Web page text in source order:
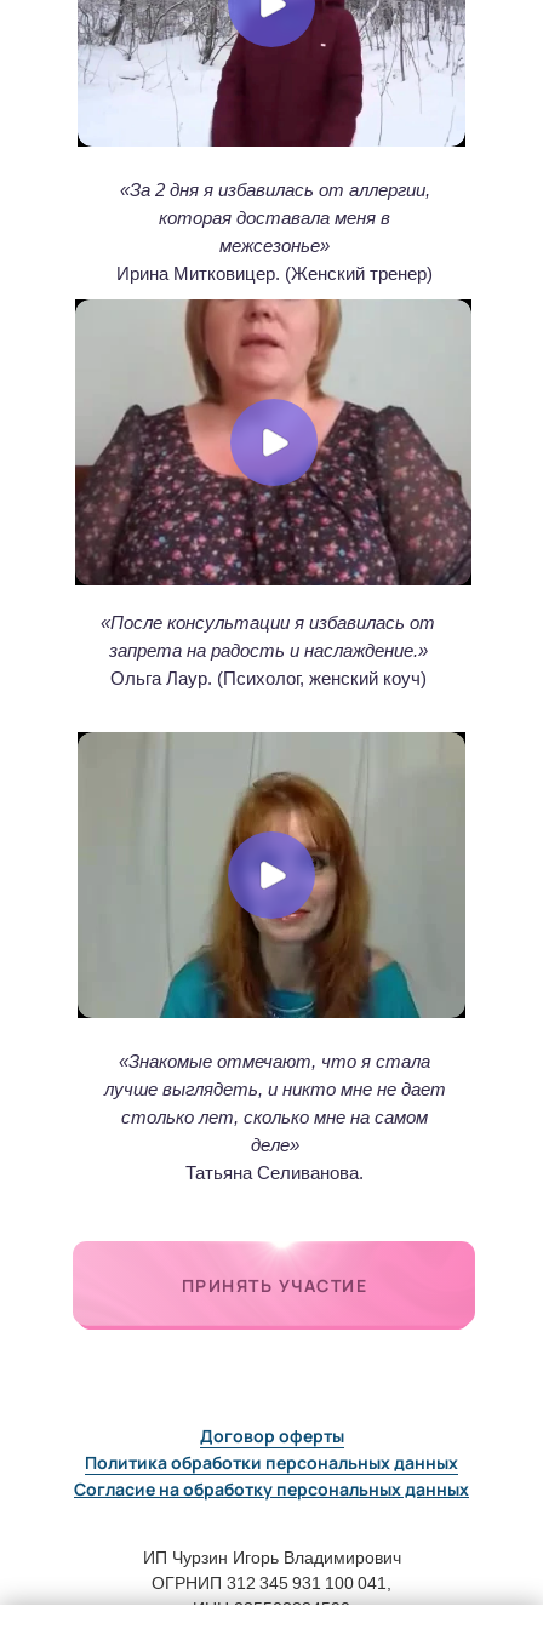
ПРИНЯТЬ УЧАСТИЕ
«После консультации я избавилась от
запрета на радость и наслаждение.»
Ольга Лаур. (Психолог, женский коуч)
«Знакомые отмечают, что я стала
лучше выглядеть, и никто мне не дает
столько лет, сколько мне на самом
деле»
Татьяна Селиванова.
«За 2 дня я избавилась от аллергии,
которая доставала меня в
межсезонье»
Ирина Митковицер. (Женский тренер)
ИП Чурзин Игорь Владимирович
ОГРНИП 312 345 931 100 041,
ИНН 235503884590
Согласие на обработку персональных данных
Политика обработки персональных данных
Договор оферты